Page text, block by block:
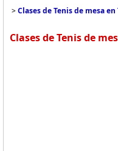
>Clases de Tenis de mesa
Clases de Tenis de